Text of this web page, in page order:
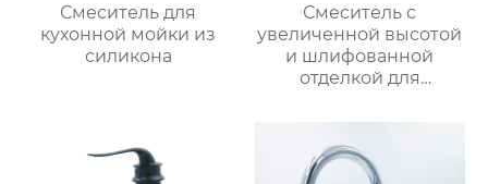
Смеситель для
кухонной мойки из
силикона
Смеситель с
увеличенной высотой
и шлифованной
отделкой для